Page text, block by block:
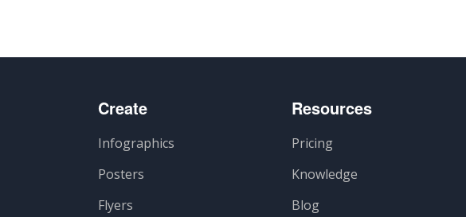
Create
Infographics
Posters
Flyers
Resources
Pricing
Knowledge
Blog